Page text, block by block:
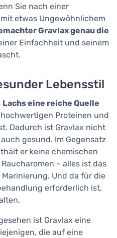
Sie nach einer
etwas Ungewöhnlichem
Gravlax genau die
Einfachheit und seinem
Lebensstil
Lachs eine reiche Quelle
hochwertigen Proteinen und
Dadurch ist Gravlax nicht
gesund. Im Gegensatz
er keine chemischen
– alles ist das
Und da für die
erforderlich ist,
ist Gravlax eine
die auf eine